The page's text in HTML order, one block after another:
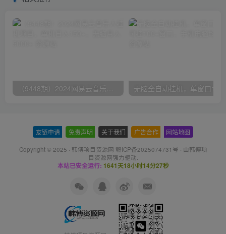
（9448期）2024网易云音乐人挂机项目，单机日入150+，无脑月入5000+
友链申请 免责声明 关于我们 广告合作 网站地图
Copyright © 2025 · 韩傅项目资源网 赣ICP备2025074731号 · 由韩傅项
目资源网强力驱动.
本站已安全运行: 1641天18小时14分28秒